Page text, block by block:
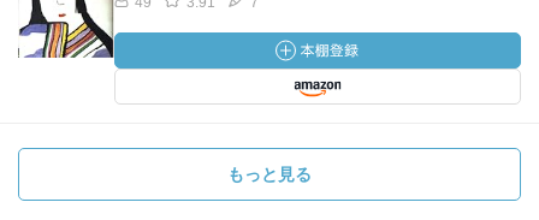
もっと見る